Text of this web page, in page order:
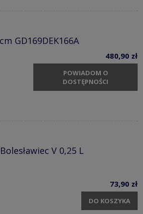
GD169DEK166A
480,90 zł
POWIADOM O
DOSTĘPNOŚCI
V 0,25 L
73,90 zł
DO KOSZYKA